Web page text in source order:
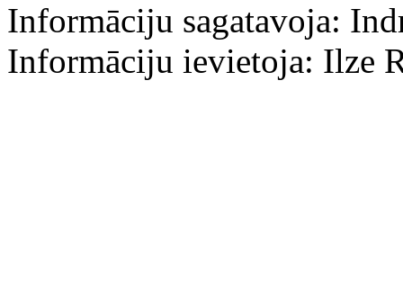
Informāciju sagatavoja:
Informāciju ievietoja: Ilze